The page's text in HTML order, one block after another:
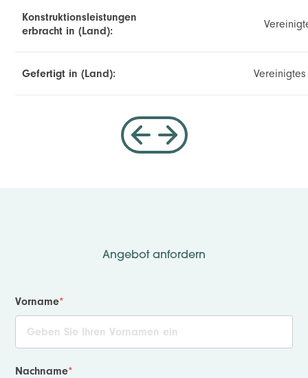
Konstruktionsleistungen
erbracht in (Land):
Gefertigt in (Land):
Angebot anfordern
Vorname*
Nachname*